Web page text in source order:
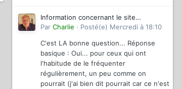
Information concernant le site
magazinevideo
Par Charlie · Posté(e) Mercredi à 18:10
C'est LA bonne question... Réponse
basique : Oui... pour ceux qui ont
l'habitude de le fréquenter
régulièrement, un peu comme on
pourrait (j'ai bien dit pourrait car ce n'est